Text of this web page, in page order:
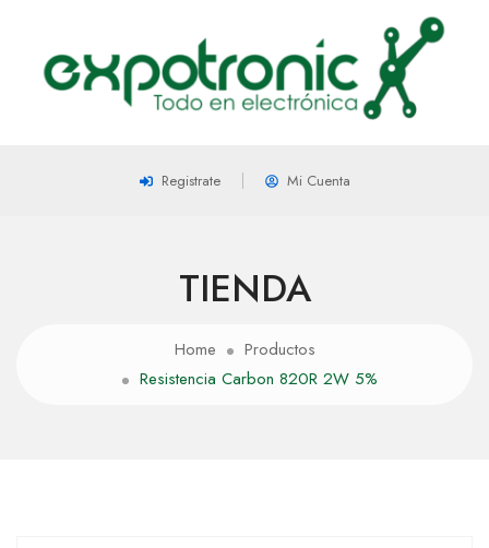
Registrate Mi Cuenta
TIENDA
Home
Productos
Resistencia Carbon 820R 2W 5%